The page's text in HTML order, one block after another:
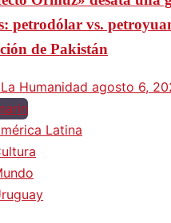
petrodólar vs.
de Pakistán
Humanidad agosto 6,
Latina